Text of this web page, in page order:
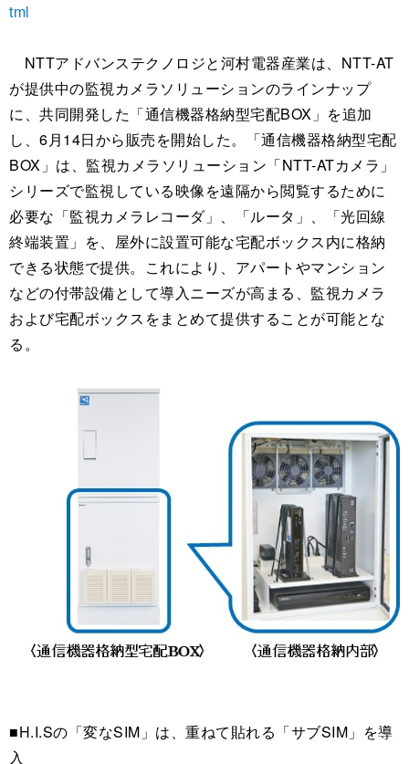
tml
NTTアドバンステクノロジと河村電器産業は、NTT-AT
が提供中の監視カメラソリューションのラインナップ
に、共同開発した「通信機器格納型宅配BOX」を追加
し、6月14日から販売を開始した。「通信機器格納型宅配
BOX」は、監視カメラソリューション「NTT-ATカメラ」
シリーズで監視している映像を遠隔から閲覧するために
必要な「監視カメラレコーダ」、「ルータ」、「光回線
終端装置」を、屋外に設置可能な宅配ボックス内に格納
できる状態で提供。これにより、アパートやマンション
などの付帯設備として導入ニーズが高まる、監視カメラ
および宅配ボックスをまとめて提供することが可能とな
る。
■H.I.Sの「変なSIM」は、重ねて貼れる「サブSIM」を導
入